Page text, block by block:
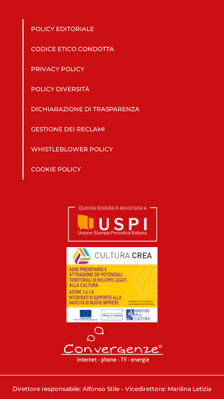
POLICY EDITORIALE
CODICE ETICO CONDOTTA
PRIVACY POLICY
POLICY DIVERSITÀ
DICHIARAZIONE DI TRASPARENZA
GESTIONE DEI RECLAMI
WHISTLEBLOWER POLICY
COOKIE POLICY
Direttore responsabile: Alfonso Stile - Vicedirettore: Marilina Letizia